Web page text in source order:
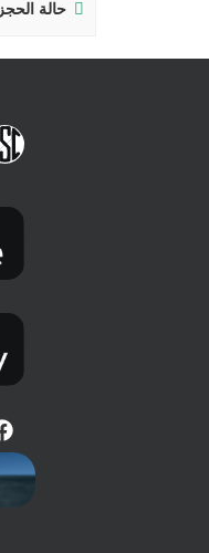
حالة الحجز